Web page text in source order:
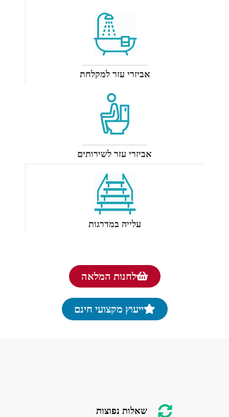
אביזרי עזר למקלחת
אביזרי עזר לשירותים
עלייה במדרגות
לחנות המלאה
ייעוץ מקצועי חינם
שאלות נפוצות